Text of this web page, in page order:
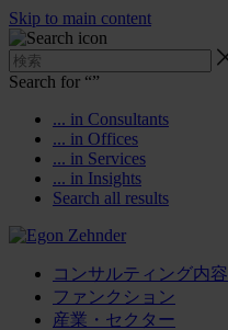
Skip to main content
Search for “”
... in Consultants
... in Offices
... in Services
... in Insights
Search all results
コンサルティング内容
ファンクション
産業・セクター